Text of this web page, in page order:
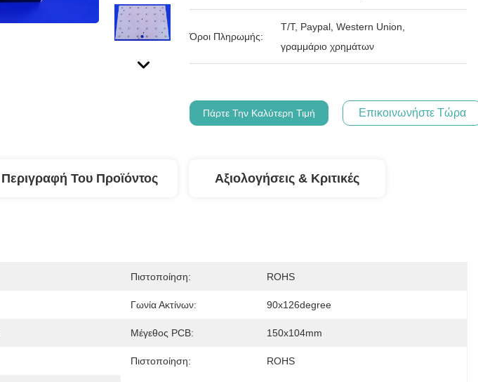
Όροι Πληρωμής:
T/T, Paypal, Western Union,
γραμμάριο χρημάτων
Πάρτε Την Καλύτερη Τιμή Επικοινωνήστε Τώρα
Περιγραφή Του Προϊόντος Αξιολογήσεις & Κριτικές
Πιστοποίηση: ROHS
Γωνία Ακτίνων: 90x126degree
Μέγεθος PCB: 150x104mm
Πιστοποίηση: ROHS